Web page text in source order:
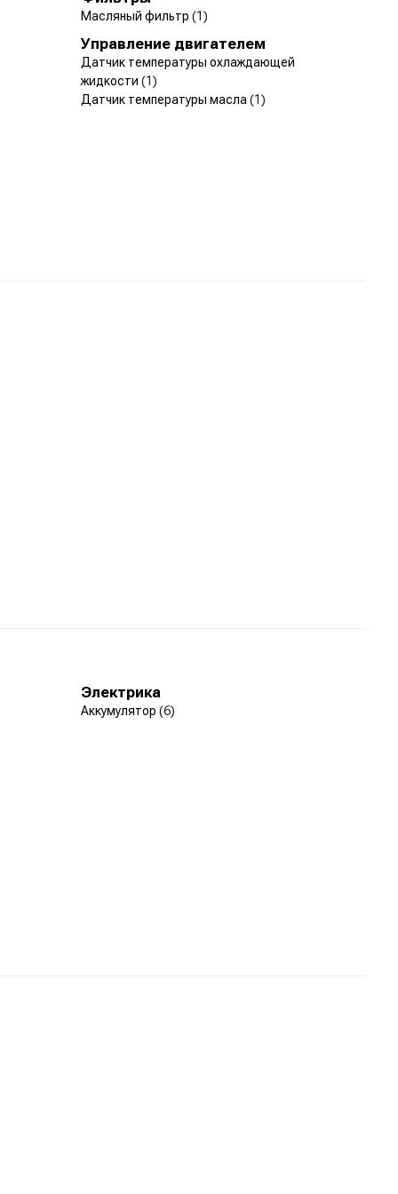
Масляный фильтр (1)
Управление двигателем
Датчик температуры охлаждающей
жидкости (1)
Датчик температуры масла (1)
Электрика
Аккумулятор (6)